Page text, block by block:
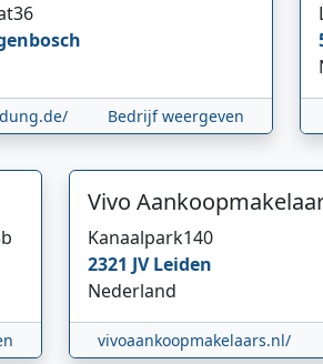
36
Bedrijf weergeven
Vivo
Kanaalpark140
2321 JVLeiden
Nederland
vivoaankoopmakelaars.nl/